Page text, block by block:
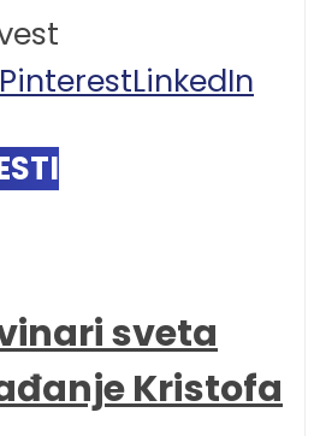
PinterestLinkedIn
sveta
Kristofa